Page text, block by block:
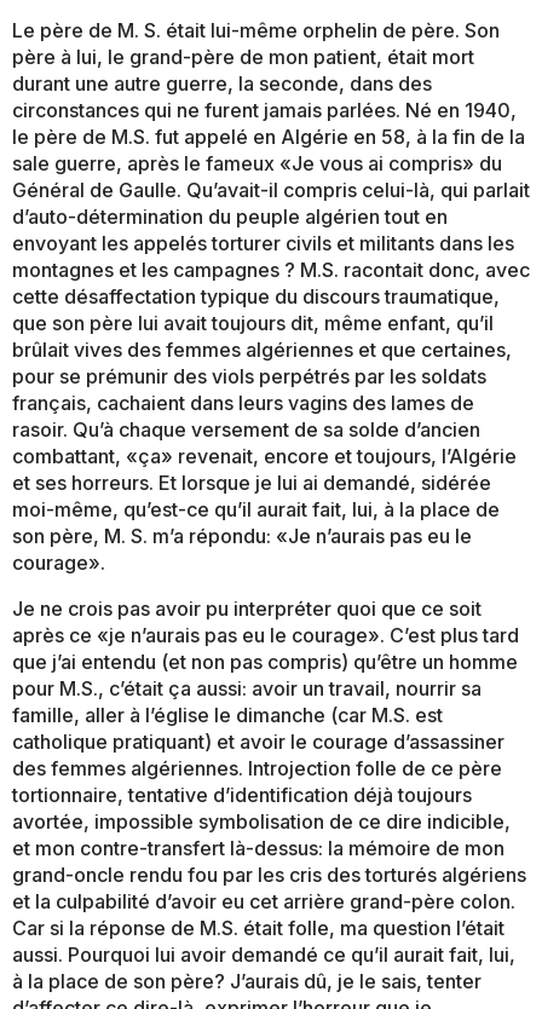
Le père de M. S. était lui-même orphelin de père. Son
père à lui, le grand-père de mon patient, était mort
durant une autre guerre, la seconde, dans des
circonstances qui ne furent jamais parlées. Né en 1940,
le père de M.S. fut appelé en Algérie en 58, à la fin de la
sale guerre, après le fameux «Je vous ai compris» du
Général de Gaulle. Qu’avait-il compris celui-là, qui parlait
d’auto-détermination du peuple algérien tout en
envoyant les appelés torturer civils et militants dans les
montagnes et les campagnes ? M.S. racontait donc, avec
cette désaffectation typique du discours traumatique,
que son père lui avait toujours dit, même enfant, qu’il
brûlait vives des femmes algériennes et que certaines,
pour se prémunir des viols perpétrés par les soldats
français, cachaient dans leurs vagins des lames de
rasoir. Qu’à chaque versement de sa solde d’ancien
combattant, «ça» revenait, encore et toujours, l’Algérie
et ses horreurs. Et lorsque je lui ai demandé, sidérée
moi-même, qu’est-ce qu’il aurait fait, lui, à la place de
son père, M. S. m’a répondu: «Je n’aurais pas eu le
courage».
Je ne crois pas avoir pu interpréter quoi que ce soit
après ce «je n’aurais pas eu le courage». C’est plus tard
que j’ai entendu (et non pas compris) qu’être un homme
pour M.S., c’était ça aussi: avoir un travail, nourrir sa
famille, aller à l’église le dimanche (car M.S. est
catholique pratiquant) et avoir le courage d’assassiner
des femmes algériennes. Introjection folle de ce père
tortionnaire, tentative d’identification déjà toujours
avortée, impossible symbolisation de ce dire indicible,
et mon contre-transfert là-dessus: la mémoire de mon
grand-oncle rendu fou par les cris des torturés algériens
et la culpabilité d’avoir eu cet arrière grand-père colon.
Car si la réponse de M.S. était folle, ma question l’était
aussi. Pourquoi lui avoir demandé ce qu’il aurait fait, lui,
à la place de son père? J’aurais dû, je le sais, tenter